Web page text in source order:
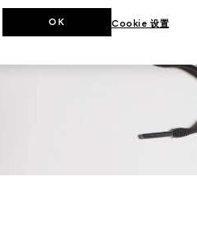
Cookie 设置
OK